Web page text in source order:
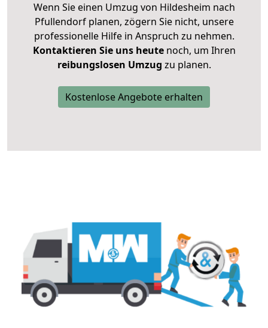
Wenn Sie einen Umzug von Hildesheim nach
Pfullendorf planen, zögern Sie nicht, unsere
professionelle Hilfe in Anspruch zu nehmen.
Kontaktieren Sie uns heutenoch, um Ihren
reibungslosen Umzug zu planen.
Kostenlose Angebote erhalten